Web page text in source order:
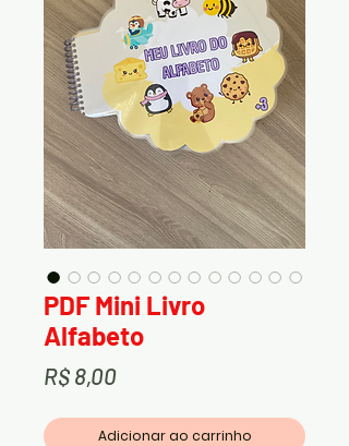
PDF Mini Livro
Alfabeto
R$ 8,00Preço
Adicionar ao carrinho